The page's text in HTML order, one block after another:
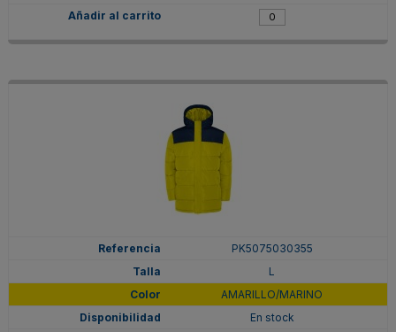
PK5075030355
L
AMARILLO/MARINO
En stock